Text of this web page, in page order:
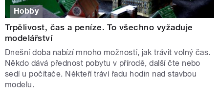
Hobby
Trpělivost, čas a peníze. To všechno vyžaduje
modelářství
Dnešní doba nabízí mnoho možností, jak trávit volný čas.
Někdo dává přednost pobytu v přírodě, další čte nebo
sedí u počítače. Někteří tráví řadu hodin nad stavbou
modelu.